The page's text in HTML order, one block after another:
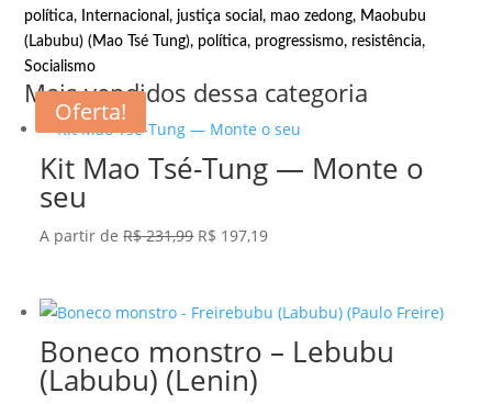
política, Internacional,justiça social, mao zedong, Maobubu
(Labubu) (Mao Tsé Tung), política, progressismo, resistência,
Socialismo
Mais vendidos dessa categoria
Oferta!
Kit Mao Tsé-Tung — Monte o
seu
A partir deR$231,99 O
era:
R$ 231,99.
R$ 197,19O
é:
R$ 197,19.
Boneco monstro – Lebubu
(Labubu) (Lenin)